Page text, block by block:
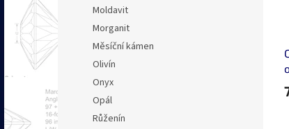
Moldavit
Morganit
Měsíční kámen
Olivín
Onyx
Opál
Růženín